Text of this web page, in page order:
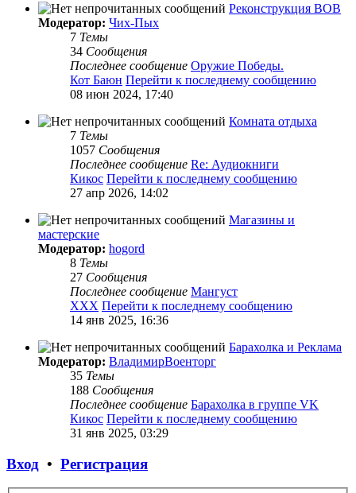
Реконструкция ВОВ
Модератор: Чих-Пых
7 Темы
34 Сообщения
Последнее сообщение Оружие Победы.
Кот Баюн Перейти к последнему сообщению
08 июн 2024, 17:40
Комната отдыха
7 Темы
1057 Сообщения
Последнее сообщение Re: Аудиокниги
Кикос Перейти к последнему сообщению
27 апр 2026, 14:02
Магазины и
мастерские
Модератор: hogord
8 Темы
27 Сообщения
Последнее сообщение Мангуст
XXX Перейти к последнему сообщению
14 янв 2025, 16:36
Барахолка и Реклама
Модератор: ВладимирВоенторг
35 Темы
188 Сообщения
Последнее сообщение Барахолка в группе VK
Кикос Перейти к последнему сообщению
31 янв 2025, 03:29
Вход • Регистрация